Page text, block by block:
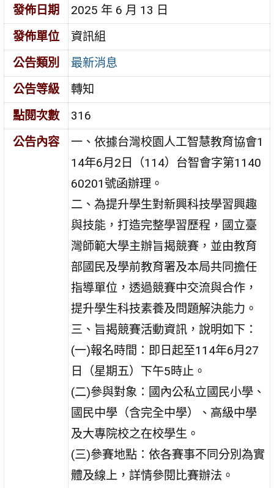
發佈日期
2025 年 6 月 13 日
發佈單位
資訊組
公告類別
最新消息
公告等級
轉知
點閱次數
316
公告內容
一、依據台灣校園人工智慧教育協會1
14年6月2日（114）台智會字第1140
60201號函辦理。
二、為提升學生對新興科技學習興趣
與技能，打造完整學習歷程，國立臺
灣師範大學主辦旨揭競賽，並由教育
部國民及學前教育署及本局共同擔任
指導單位，透過競賽中交流與合作，
提升學生科技素養及問題解決能力。
三、旨揭競賽活動資訊，說明如下：
(一)報名時間：即日起至114年6月27
日（星期五）下午5時止。
(二)參與對象：國內公私立國民小學、
國民中學（含完全中學）、高級中學
及大專院校之在校學生。
(三)參賽地點：依各賽事不同分別為實
體及線上，詳情參閱比賽辦法。